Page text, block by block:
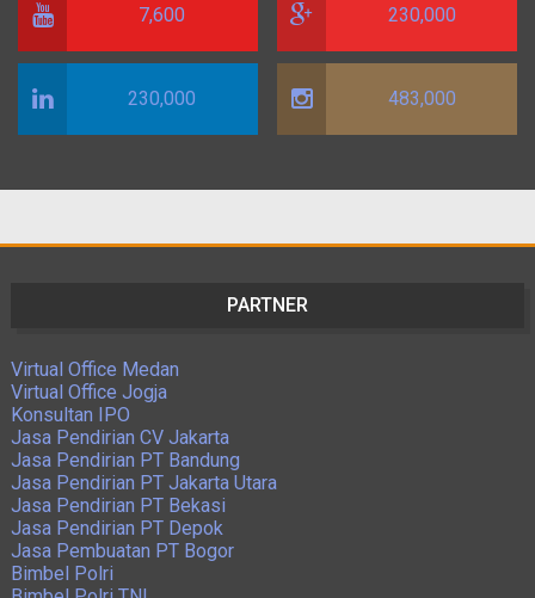
7,600 230,000
230,000 483,000
PARTNER
Virtual Office Medan
Virtual Office Jogja
Konsultan IPO
Jasa Pendirian CV Jakarta
Jasa Pendirian PT Bandung
Jasa Pendirian PT Jakarta Utara
Jasa Pendirian PT Bekasi
Jasa Pendirian PT Depok
Jasa Pembuatan PT Bogor
Bimbel Polri